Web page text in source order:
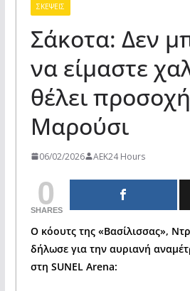
ΣΚΕΨΕΙΣ
Σάκοτα: Δεν
να είμαστε
θέλει
Μαρούσι
06/02/2026 AEK24 Hours
0
SHARES
Ο κόουτς της «Βασίλισσας»,
δήλωσε για την αυριανή
στη SUNEL Arena: